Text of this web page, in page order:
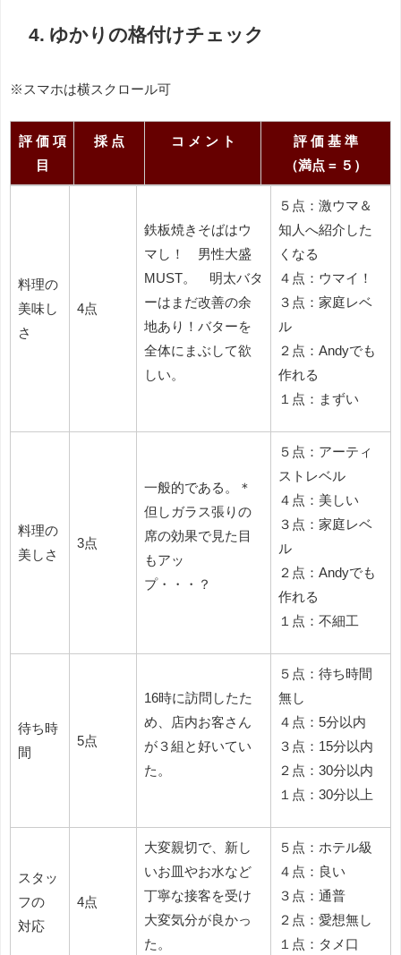
4. ゆかりの格付けチェック
※スマホは横スクロール可
評 価 項
目
採 点 コ メ ン ト
評 価 基 準
（満点 = ５）
評 価 基 準
（満点 = ５）
料理の
美味し
さ
4点
鉄板焼きそばはウ
マし！ 男性大盛
MUST。 明太バタ
ーはまだ改善の余
地あり！バターを
全体にまぶして欲
しい。
５点：激ウマ＆
知人へ紹介した
くなる
４点：ウマイ！
３点：家庭レベ
ル
２点：Andyでも
作れる
１点：まずい
料理の
美しさ
3点
一般的である。＊
但しガラス張りの
席の効果で見た目
もアッ
プ・・・？
５点：アーティ
ストレベル
４点：美しい
３点：家庭レベ
ル
２点：Andyでも
作れる
１点：不細工
待ち時
間
5点
16時に訪問したた
め、店内お客さん
が３組と好いてい
た。
５点：待ち時間
無し
４点：5分以内
３点：15分以内
２点：30分以内
１点：30分以上
スタッ
フの
対応
4点
大変親切で、新し
いお皿やお水など
丁寧な接客を受け
大変気分が良かっ
た。
５点：ホテル級
４点：良い
３点：通普
２点：愛想無し
１点：タメ口